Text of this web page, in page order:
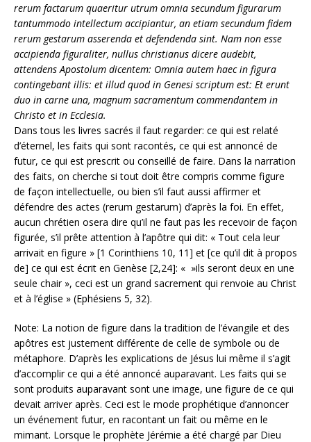
rerum factarum quaeritur utrum omnia secundum figurarum
tantummodo intellectum accipiantur, an etiam secundum fidem
rerum gestarum asserenda et defendenda sint. Nam non esse
accipienda figuraliter, nullus christianus dicere audebit,
attendens Apostolum dicentem: Omnia autem haec in figura
contingebant illis: et illud quod in Genesi scriptum est: Et erunt
duo in carne una, magnum sacramentum commendantem in
Christo et in Ecclesia.
Dans tous les livres sacrés il faut regarder: ce qui est relaté
d’éternel, les faits qui sont racontés, ce qui est annoncé de
futur, ce qui est prescrit ou conseillé de faire. Dans la narration
des faits, on cherche si tout doit être compris comme figure
de façon intellectuelle, ou bien s’il faut aussi affirmer et
défendre des actes (rerum gestarum) d’après la foi. En effet,
aucun chrétien osera dire qu’il ne faut pas les recevoir de façon
figurée, s’il prête attention à l’apôtre qui dit: « Tout cela leur
arrivait en figure » [1 Corinthiens 10, 11] et [ce qu’il dit à propos
de] ce qui est écrit en Genèse [2,24]: « »ils seront deux en une
seule chair », ceci est un grand sacrement qui renvoie au Christ
et à l’église » (Ephésiens 5, 32).
Note: La notion de figure dans la tradition de l’évangile et des
apôtres est justement différente de celle de symbole ou de
métaphore. D’après les explications de Jésus lui même il s’agit
d’accomplir ce qui a été annoncé auparavant. Les faits qui se
sont produits auparavant sont une image, une figure de ce qui
devait arriver après. Ceci est le mode prophétique d’annoncer
un événement futur, en racontant un fait ou même en le
mimant. Lorsque le prophète Jérémie a été chargé par Dieu